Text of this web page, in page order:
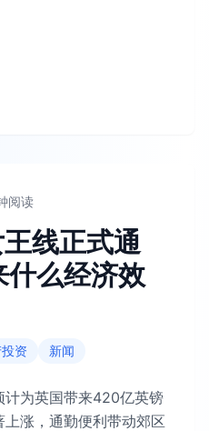
阅读
线正式通
什么经济效
资 新闻
计为英国带来420亿英镑
涨，通勤便利带动郊区